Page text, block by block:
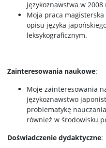
językoznawstwa w 2008
Moja praca
opisu języka
leksykograficznym.
Zainteresowania naukowe:
Moje zainteresowania
językoznawstwo
problematykę
również w środowisku
Doświadczenie dydaktyczne: